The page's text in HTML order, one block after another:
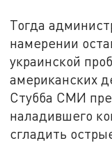
Тогда
намерении
украинской
американских
Стубба СМИ
наладившего
сгладить